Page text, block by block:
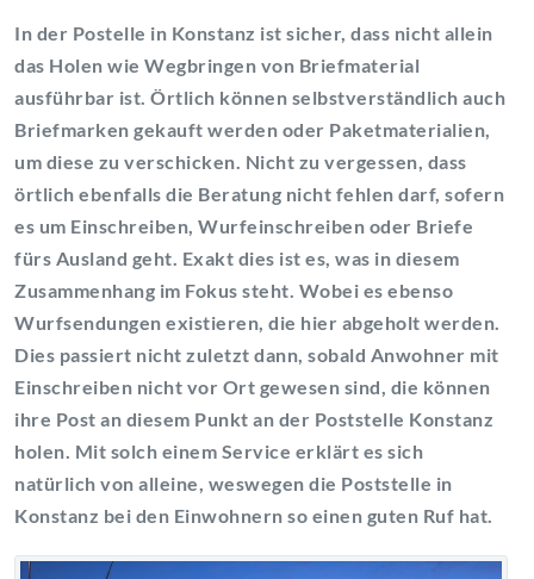
In der Postelle in Konstanz ist sicher, dass nicht allein
das Holen wie Wegbringen von Briefmaterial
ausführbar ist. Örtlich können selbstverständlich auch
Briefmarken gekauft werden oder Paketmaterialien,
um diese zu verschicken. Nicht zu vergessen, dass
örtlich ebenfalls die Beratung nicht fehlen darf, sofern
es um Einschreiben, Wurfeinschreiben oder Briefe
fürs Ausland geht. Exakt dies ist es, was in diesem
Zusammenhang im Fokus steht. Wobei es ebenso
Wurfsendungen existieren, die hier abgeholt werden.
Dies passiert nicht zuletzt dann, sobald Anwohner mit
Einschreiben nicht vor Ort gewesen sind, die können
ihre Post an diesem Punkt an der Poststelle Konstanz
holen. Mit solch einem Service erklärt es sich
natürlich von alleine, weswegen die Poststelle in
Konstanz bei den Einwohnern so einen guten Ruf hat.